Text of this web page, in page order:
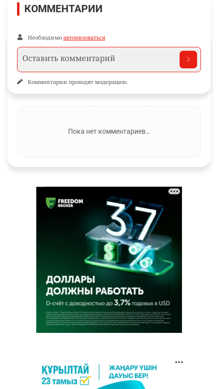
КОММЕНТАРИИ
Необходимо авторизоваться
Комментарии проходят модерацию.
Пока нет комментариев…